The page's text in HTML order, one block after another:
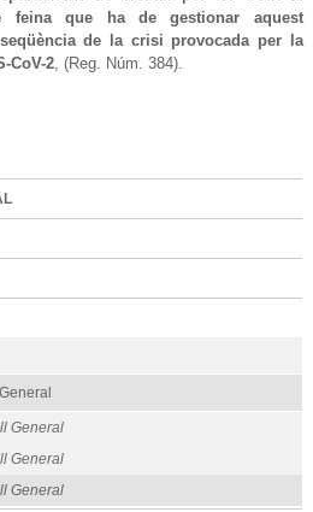
feina que ha de gestionar aquest
de la crisi provocada per la
CoV-2, (Reg. Núm. 384).
General
General
General